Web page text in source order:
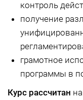
контроль
получение
грамотное
программы в
Курс рассчитан